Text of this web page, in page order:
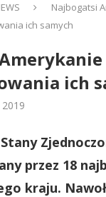
Najbogatsi
ich samych
ich
przez 18
kraju.